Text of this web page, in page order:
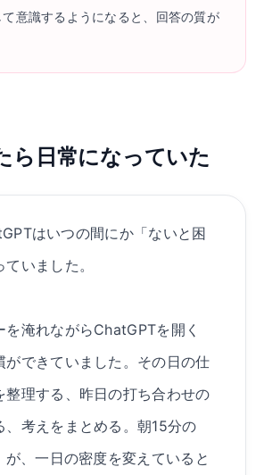
て意識するようになると、回答の質が
ら日常になっていた
はいつの間にか「ないと困
いました。
淹れながらChatGPTを開く
できていました。その日の仕
整理する、昨日の打ち合わせの
、考えをまとめる。朝15分の
が、一日の密度を変えていると